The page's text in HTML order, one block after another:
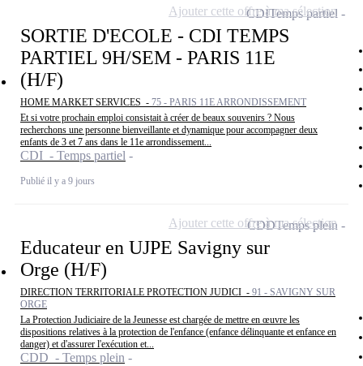
SORTIE D'ECOLE - CDI TEMPS
PARTIEL 9H/SEM - PARIS 11E
(H/F)
HOME MARKET SERVICES - 75 - PARIS 11E ARRONDISSEMENT
Et si votre prochain emploi consistait à créer de beaux souvenirs ? Nous
recherchons une personne bienveillante et dynamique pour accompagner deux
enfants de 3 et 7 ans dans le 11e arrondissement...
CDI - Temps partiel
Publié il y a 9 jours
CDITemps partiel
Ajouter cette offre à ma sélection
Educateur en UJPE Savigny sur
Orge (H/F)
DIRECTION TERRITORIALE PROTECTION JUDICI - 91 - SAVIGNY SUR
ORGE
La Protection Judiciaire de la Jeunesse est chargée de mettre en œuvre les
dispositions relatives à la protection de l'enfance (enfance délinquante et enfance en
danger) et d'assurer l'exécution et...
CDD - Temps plein
CDDTemps plein
Ajouter cette offre à ma sélection